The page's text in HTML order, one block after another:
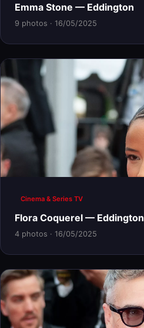
Emma Stone — Eddington
9 photos · 16/05/2025
Cinema & Series TV
Flora Coquerel — Eddington
4 photos · 16/05/2025